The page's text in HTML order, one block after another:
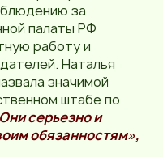
за
палаты РФ
работу и
Наталья
значимой
штабе по
серьезно и
обязанностям»,